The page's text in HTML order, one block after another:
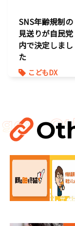
将来不安
SNS年齢規制の
見送りが自民党
内で決定しまし
た
こどもDX
表現規制